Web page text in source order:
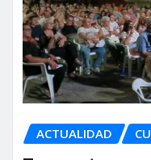
ACTUALIDAD